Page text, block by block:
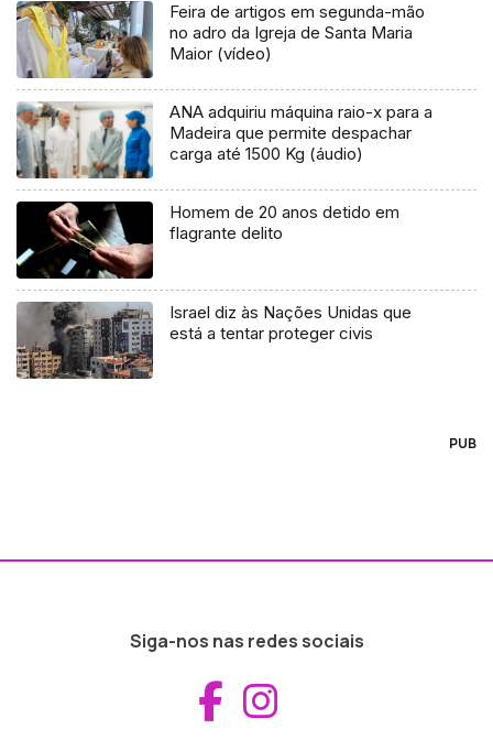
Feira de artigos em segunda-mão
no adro da Igreja de Santa Maria
Maior (vídeo)
ANA adquiriu máquina raio-x para a
Madeira que permite despachar
carga até 1500 Kg (áudio)
Homem de 20 anos detido em
flagrante delito
Israel diz às Nações Unidas que
está a tentar proteger civis
PUB
Siga-nos nas redes sociais
Aceder ao